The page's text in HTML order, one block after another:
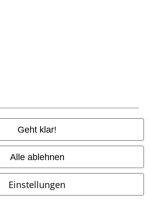
Geht klar!
Alle ablehnen
Einstellungen
Mehrwertsteuer, zzgl.Versandkosten
HGmbH